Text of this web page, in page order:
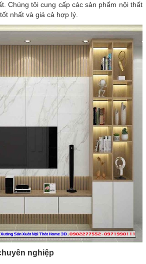
Chúng tôi cung cấp các sản phẩm nội thất
nhất và giá cả hợp lý.
nghiệp